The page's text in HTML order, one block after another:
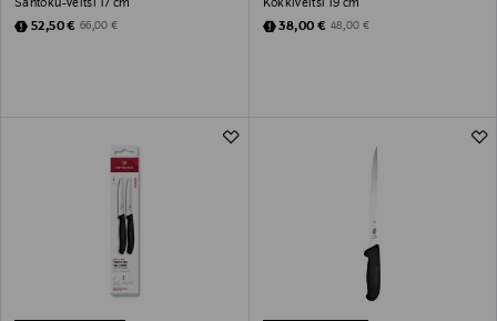
Santoku-veitsi 17 cm
Discounted Price
52,50 € Original Price
66,00 €
Kokkiveitsi 19 cm
Discounted Price
38,00 € Original Price
48,00 €